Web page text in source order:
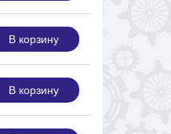
В корзину
В корзину